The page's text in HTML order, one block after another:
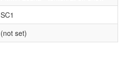
SC1
(not set)